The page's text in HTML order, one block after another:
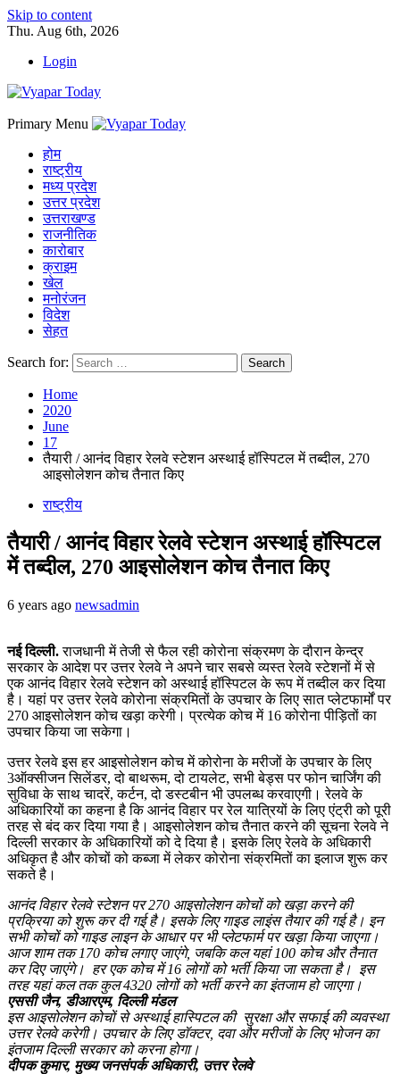
Skip to content
Thu. Aug 6th, 2026
Login
Primary Menu
होम
राष्ट्रीय
मध्य प्रदेश
उत्तर प्रदेश
उत्तराखण्ड
राजनीतिक
कारोबार
क्राइम
खेल
मनोरंजन
विदेश
सेहत
Search for:
Home
2020
June
17
तैयारी / आनंद विहार रेलवे स्टेशन अस्थाई हॉस्पिटल में तब्दील, 270
आइसोलेशन कोच तैनात किए
राष्ट्रीय
तैयारी / आनंद विहार रेलवे स्टेशन अस्थाई हॉस्पिटल
में तब्दील, 270 आइसोलेशन कोच तैनात किए
6 years ago newsadmin
नई दिल्ली.राजधानी में तेजी से फैल रही कोरोना संक्रमण के दौरान केन्द्र
सरकार के आदेश पर उत्तर रेलवे ने अपने चार सबसे व्यस्त रेलवे स्टेशनों में से
एक आनंद विहार रेलवे स्टेशन को अस्थाई हॉस्पिटल के रूप में तब्दील कर दिया
है। यहां पर उत्तर रेलवे कोरोना संक्रमितों के उपचार के लिए सात प्लेटफार्मों पर
270 आइसोलेशन कोच खड़ा करेगी। प्रत्येक कोच में 16 कोरोना पीड़ितों का
उपचार किया जा सकेगा।
उत्तर रेलवे इस हर आइसोलेशन कोच में कोरोना के मरीजों के उपचार के लिए
3ऑक्सीजन सिलेंडर, दो बाथरूम, दो टायलेट, सभी बेड्स पर फोन चार्जिंग की
सुविधा के साथ चादरें, कर्टन, दो डस्टबीन भी उपलब्ध करवाएगी। रेलवे के
अधिकारियों का कहना है कि आनंद विहार पर रेल यात्रियों के लिए एंट्री को पूरी
तरह से बंद कर दिया गया है। आइसोलेशन कोच तैनात करने की सूचना रेलवे ने
दिल्ली सरकार के अधिकारियों को दे दिया है। इसके लिए रेलवे के अधिकारी
अधिकृत है और कोचों को कब्जा में लेकर कोरोना संक्रमितों का इलाज शुरू कर
सकते है।
आनंद विहार रेलवे स्टेशन पर 270 आइसोलेशन कोचों को खड़ा करने की
प्रक्रिया को शुरू कर दी गई है। इसके लिए गाइड लाइंस तैयार की गई है। इन
सभी कोचों को गाइड लाइन के आधार पर भी प्लेटफार्म पर खड़ा किया जाएगा।
आज शाम तक 170 कोच लगाए जाएंगे, जबकि कल यहां 100 कोच और तैनात
कर दिए जाएंगे। हर एक कोच में 16 लोगों को भर्ती किया जा सकता है। इस
तरह यहां कल तक कुल 4320 लोगों को भर्ती करने का इंतजाम हो जाएगा।
एससी जैन, डीआरएम, दिल्ली मंडल
इस आइसोलेशन कोचों से अस्थाई हास्पिटल की सुरक्षा और सफाई की व्यवस्था
उत्तर रेलवे करेगी। उपचार के लिए डॉक्टर, दवा और मरीजों के लिए भोजन का
इंतजाम दिल्ली सरकार को करना हाेगा।
दीपक कुमार, मुख्य जनसंपर्क अधिकारी, उत्तर रेलवे